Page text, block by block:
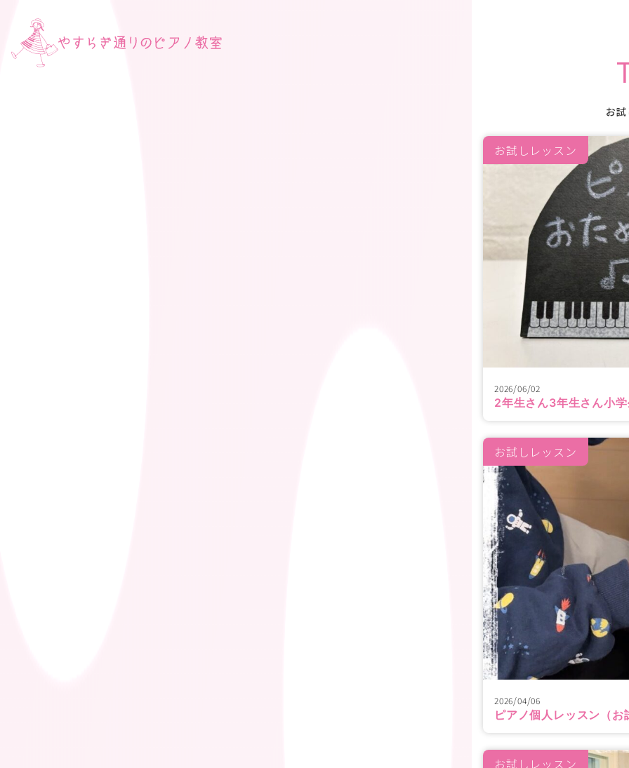
お
2026/06/02
2年生さん3年生さん小
お試しレッスン
2026/04/06
ピアノ個人レッスン（お
お試しレッスン
お試しレッスン